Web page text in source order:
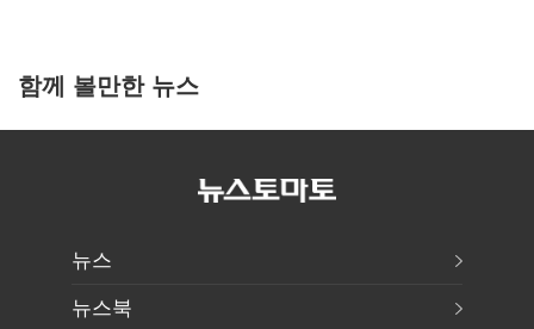
함께 볼만한 뉴스
뉴스
뉴스북